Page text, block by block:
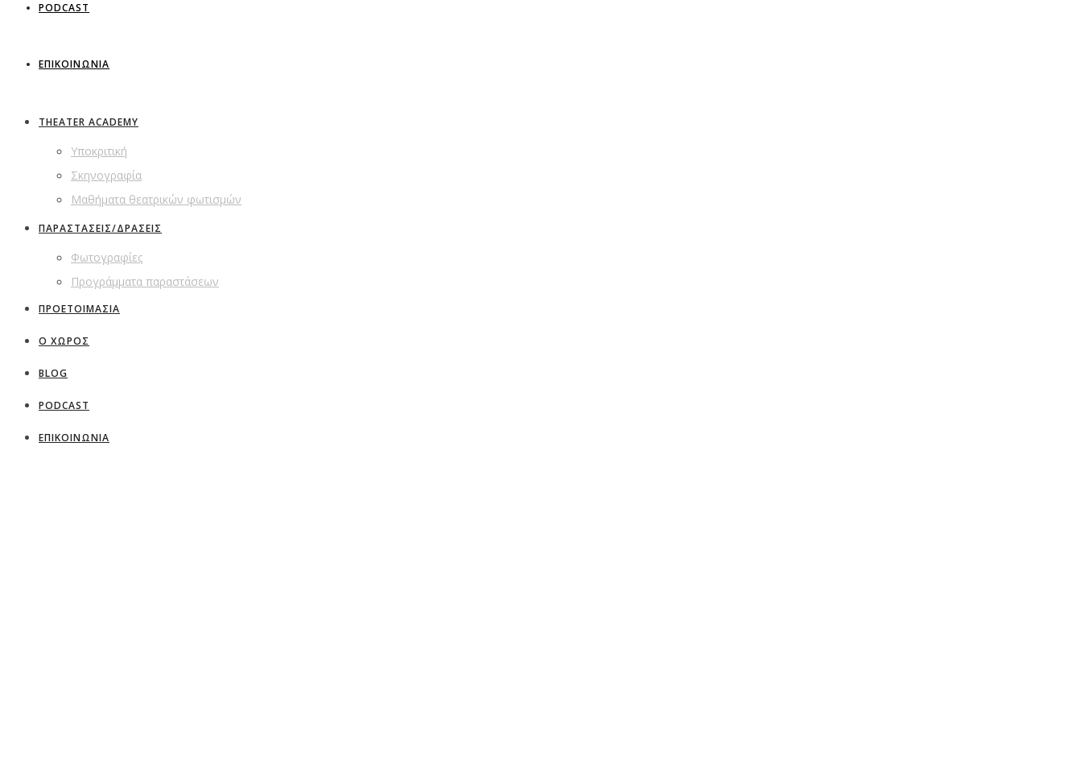
PODCAST
ΕΠΙΚΟΙΝΩΝΙΑ
THEATER ACADEMY
Υποκριτική
Σκηνογραφία
Μαθήματα θεατρικών φωτισμών
ΠΑΡΑΣΤΑΣΕΙΣ/ΔΡΑΣΕΙΣ
Φωτογραφίες
Προγράμματα παραστάσεων
ΠΡΟΕΤΟΙΜΑΣΙΑ
Ο ΧΩΡΟΣ
BLOG
PODCAST
ΕΠΙΚΟΙΝΩΝΙΑ